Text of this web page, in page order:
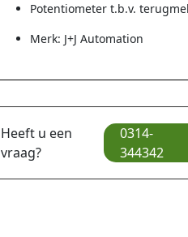
Potentiometer t.b.v.
Merk: J+J Automation
Heeft u een
vraag?
0314-
344342